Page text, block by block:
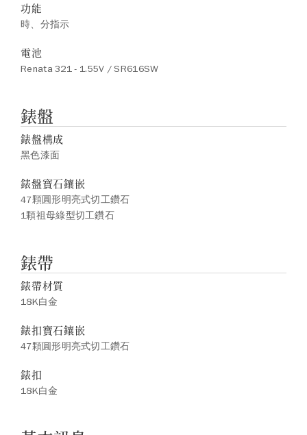
功能
時、分指示
電池
Renata 321 - 1.55V / SR616SW
錶盤
錶盤構成
黑色漆面
錶盤寶石鑲嵌
47顆圓形明亮式切工鑽石
1顆祖母綠型切工鑽石
錶帶
錶帶材質
18K白金
錶扣寶石鑲嵌
47顆圓形明亮式切工鑽石
錶扣
18K白金